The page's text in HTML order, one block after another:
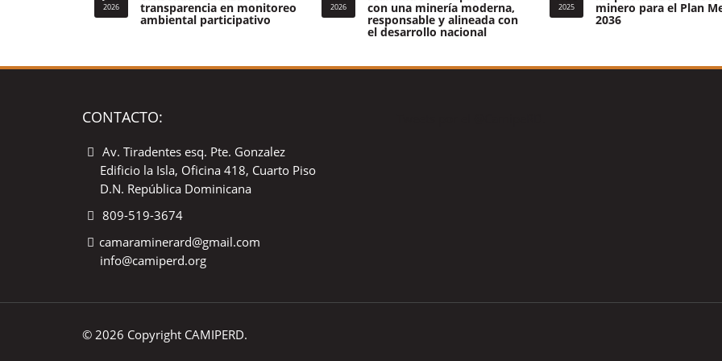
2026 transparencia en monitoreo
ambiental participativo
2026 con una minería moderna,
responsable y alineada con
el desarrollo nacional
2025 minero para el Plan
2036
CONTACTO:
Av. Tiradentes esq. Pte. Gonzalez
Edificio la Isla, Oficina 418, Cuarto Piso
D.N. República Dominicana
809-519-3674
camaraminerard@gmail.com
info@camiperd.org
© 2026 Copyright CAMIPERD.